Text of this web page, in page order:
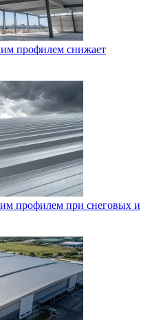
профилем снижает
профилем при снеговых и